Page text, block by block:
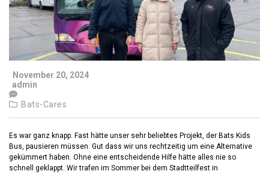
November 20, 2024
admin
Bats-Cares
Es war ganz knapp. Fast hätte unser sehr beliebtes Projekt, der Bats Kids
Bus, pausieren müssen. Gut dass wir uns rechtzeitig um eine Alternative
gekümmert haben. Ohne eine entscheidende Hilfe hätte alles nie so
schnell geklappt. Wir trafen im Sommer bei dem Stadtteilfest in